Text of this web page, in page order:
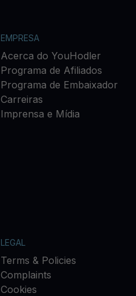
EMPRESA
Acerca do YouHodler
Programa de Afiliados
Programa de Embaixador
Carreiras
Imprensa e Mídia
LEGAL
Terms & Policies
Complaints
Cookies